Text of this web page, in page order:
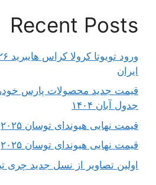
Recent Posts
ایران
قیمت جدید محصولات پارس
جدول آبان ۱۴۰۴
قیمت نهایی هیوندای توسان ۲۰۲۵
قیمت نهایی هیوندای توسان ۲۰۲۵
اولین تصاویر از نسل جدید چری تیگو 7